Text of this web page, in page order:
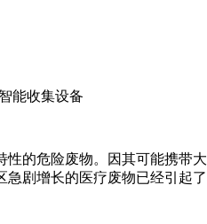
能收集设备
危险废物。因其可能携带
剧增长的医疗废物已经引起了